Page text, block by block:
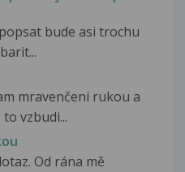
bude asi trochu
mravenčeni rukou a
vzbudi...
Od rána mě